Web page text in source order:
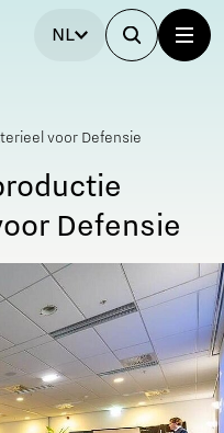
NL
voor Defensie
Defensie